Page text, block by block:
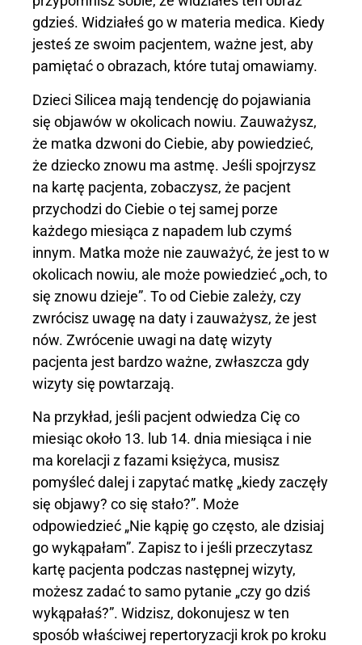
gdzieś. Widziałeś go w materia medica. Kiedy
jesteś ze swoim pacjentem, ważne jest, aby
pamiętać o obrazach, które tutaj omawiamy.
Dzieci Silicea mają tendencję do pojawiania
się objawów w okolicach nowiu. Zauważysz,
że matka dzwoni do Ciebie, aby powiedzieć,
że dziecko znowu ma astmę. Jeśli spojrzysz
na kartę pacjenta, zobaczysz, że pacjent
przychodzi do Ciebie o tej samej porze
każdego miesiąca z napadem lub czymś
innym. Matka może nie zauważyć, że jest to w
okolicach nowiu, ale może powiedzieć „och, to
się znowu dzieje”. To od Ciebie zależy, czy
zwrócisz uwagę na daty i zauważysz, że jest
nów. Zwrócenie uwagi na datę wizyty
pacjenta jest bardzo ważne, zwłaszcza gdy
wizyty się powtarzają.
Na przykład, jeśli pacjent odwiedza Cię co
miesiąc około 13. lub 14. dnia miesiąca i nie
ma korelacji z fazami księżyca, musisz
pomyśleć dalej i zapytać matkę „kiedy zaczęły
się objawy? co się stało?”. Może
odpowiedzieć „Nie kąpię go często, ale dzisiaj
go wykąpałam”. Zapisz to i jeśli przeczytasz
kartę pacjenta podczas następnej wizyty,
możesz zadać to samo pytanie „czy go dziś
wykąpałaś?”. Widzisz, dokonujesz w ten
sposób właściwej repertoryzacji krok po kroku